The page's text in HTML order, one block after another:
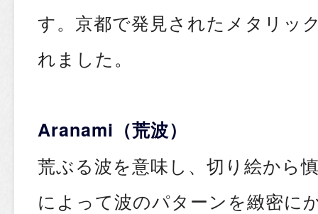
す。京都で発見されたメタリッ
れました。
Aranami（荒波）
荒ぶる波を意味し、切り絵から
によって波のパターンを緻密に